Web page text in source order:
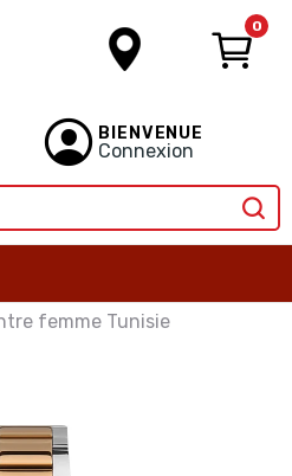
0
BIENVENUE
Connexion
femme Tunisie